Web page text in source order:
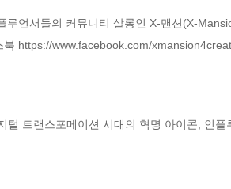
루언서들의 커뮤니티 살롱인 X-맨션(X-
북 https://www.facebook.com/
털 트랜스포메이션 시대의 혁명 아이콘, 인플